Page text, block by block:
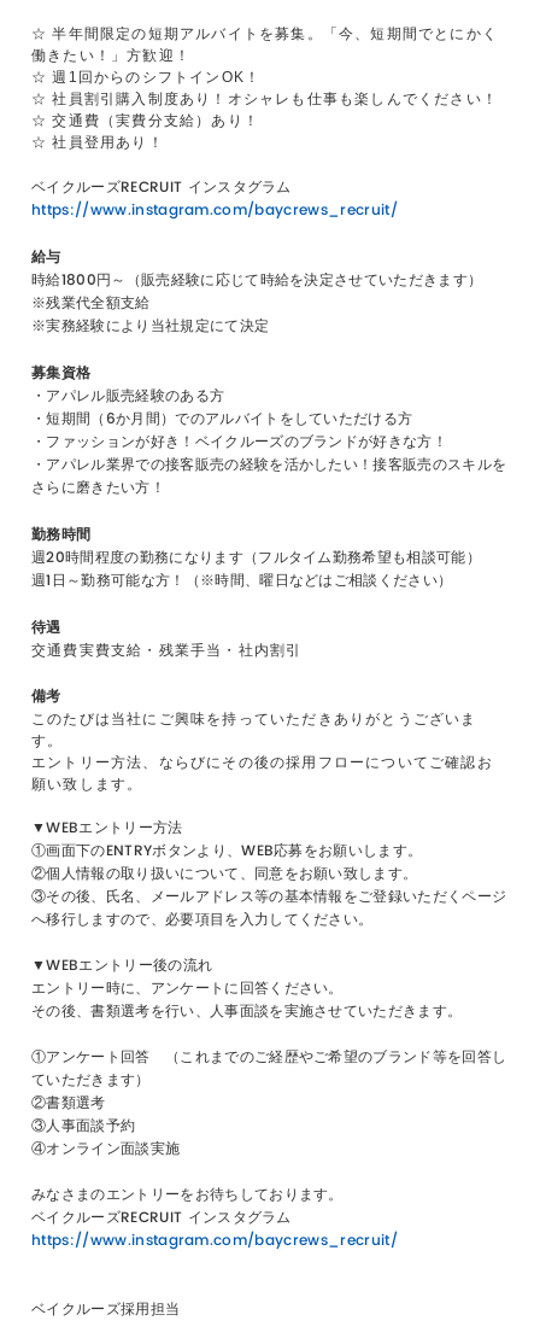
☆ 半年間限定の短期アルバイトを募集。「今、短期間でとにかく
働きたい！」方歓迎！
☆ 週1回からのシフトインOK！
☆ 社員割引購入制度あり！オシャレも仕事も楽しんでください！
☆ 交通費（実費分支給）あり！
☆ 社員登用あり！
ベイクルーズRECRUIT インスタグラム
https://www.instagram.com/baycrews_recruit/
給与
時給1800円～（販売経験に応じて時給を決定させていただきます）
※残業代全額支給
※実務経験により当社規定にて決定
募集資格
・アパレル販売経験のある方
・短期間（6か月間）でのアルバイトをしていただける方
・ファッションが好き！ベイクルーズのブランドが好きな方！
・アパレル業界での接客販売の経験を活かしたい！接客販売のスキルを
さらに磨きたい方！
勤務時間
週20時間程度の勤務になります（フルタイム勤務希望も相談可能）
週1日～勤務可能な方！（※時間、曜日などはご相談ください）
待遇
交通費実費支給・残業手当・社内割引
備考
このたびは当社にご興味を持っていただきありがとうございま
す。
エントリー方法、ならびにその後の採用フローについてご確認お
願い致します。
▼WEBエントリー方法
①画面下のENTRYボタンより、WEB応募をお願いします。
②個人情報の取り扱いについて、同意をお願い致します。
③その後、氏名、メールアドレス等の基本情報をご登録いただくページ
へ移行しますので、必要項目を入力してください。
▼WEBエントリー後の流れ
エントリー時に、アンケートに回答ください。
その後、書類選考を行い、人事面談を実施させていただきます。
①アンケート回答 （これまでのご経歴やご希望のブランド等を回答し
ていただきます）
②書類選考
③人事面談予約
④オンライン面談実施
みなさまのエントリーをお待ちしております。
ベイクルーズRECRUIT インスタグラム
https://www.instagram.com/baycrews_recruit/
ベイクルーズ採用担当